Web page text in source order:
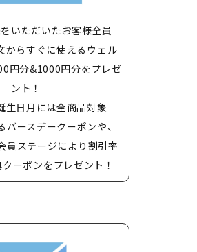
いただいたお客様全員
からすぐに使えるウェル
円分&1000円分をプレゼ
ント！
生日月には全商品対象
バースデークーポンや、
員ステージにより割引率
ーポンをプレゼント！